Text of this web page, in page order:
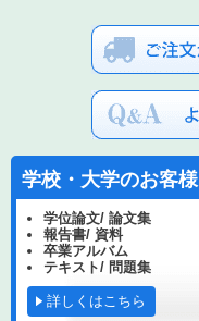
学校・大学のお客様
学位論文/ 論文集
報告書/ 資料
卒業アルバム
テキスト/ 問題集
詳しくはこちら